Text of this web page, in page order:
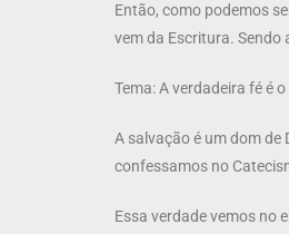
Então, como podemos
vem da Escritura. Sendo
Tema: A verdadeira fé é
A salvação é um dom de
confessamos no
Essa verdade vemos no